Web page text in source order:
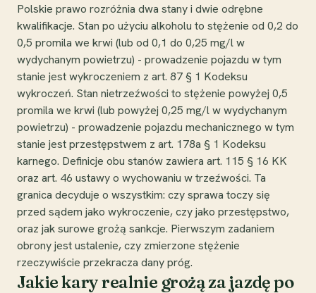
Polskie prawo rozróżnia dwa stany i dwie odrębne
kwalifikacje. Stan po użyciu alkoholu to stężenie od 0,2 do
0,5 promila we krwi (lub od 0,1 do 0,25 mg/l w
wydychanym powietrzu) - prowadzenie pojazdu w tym
stanie jest wykroczeniem z art. 87 § 1 Kodeksu
wykroczeń. Stan nietrzeźwości to stężenie powyżej 0,5
promila we krwi (lub powyżej 0,25 mg/l w wydychanym
powietrzu) - prowadzenie pojazdu mechanicznego w tym
stanie jest przestępstwem z art. 178a § 1 Kodeksu
karnego. Definicje obu stanów zawiera art. 115 § 16 KK
oraz art. 46 ustawy o wychowaniu w trzeźwości. Ta
granica decyduje o wszystkim: czy sprawa toczy się
przed sądem jako wykroczenie, czy jako przestępstwo,
oraz jak surowe grożą sankcje. Pierwszym zadaniem
obrony jest ustalenie, czy zmierzone stężenie
rzeczywiście przekracza dany próg.
Jakie kary realnie grożą za jazdę po